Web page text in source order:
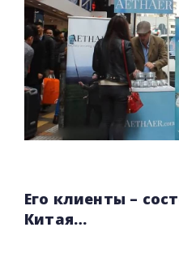
Его клиенты –
Китая…